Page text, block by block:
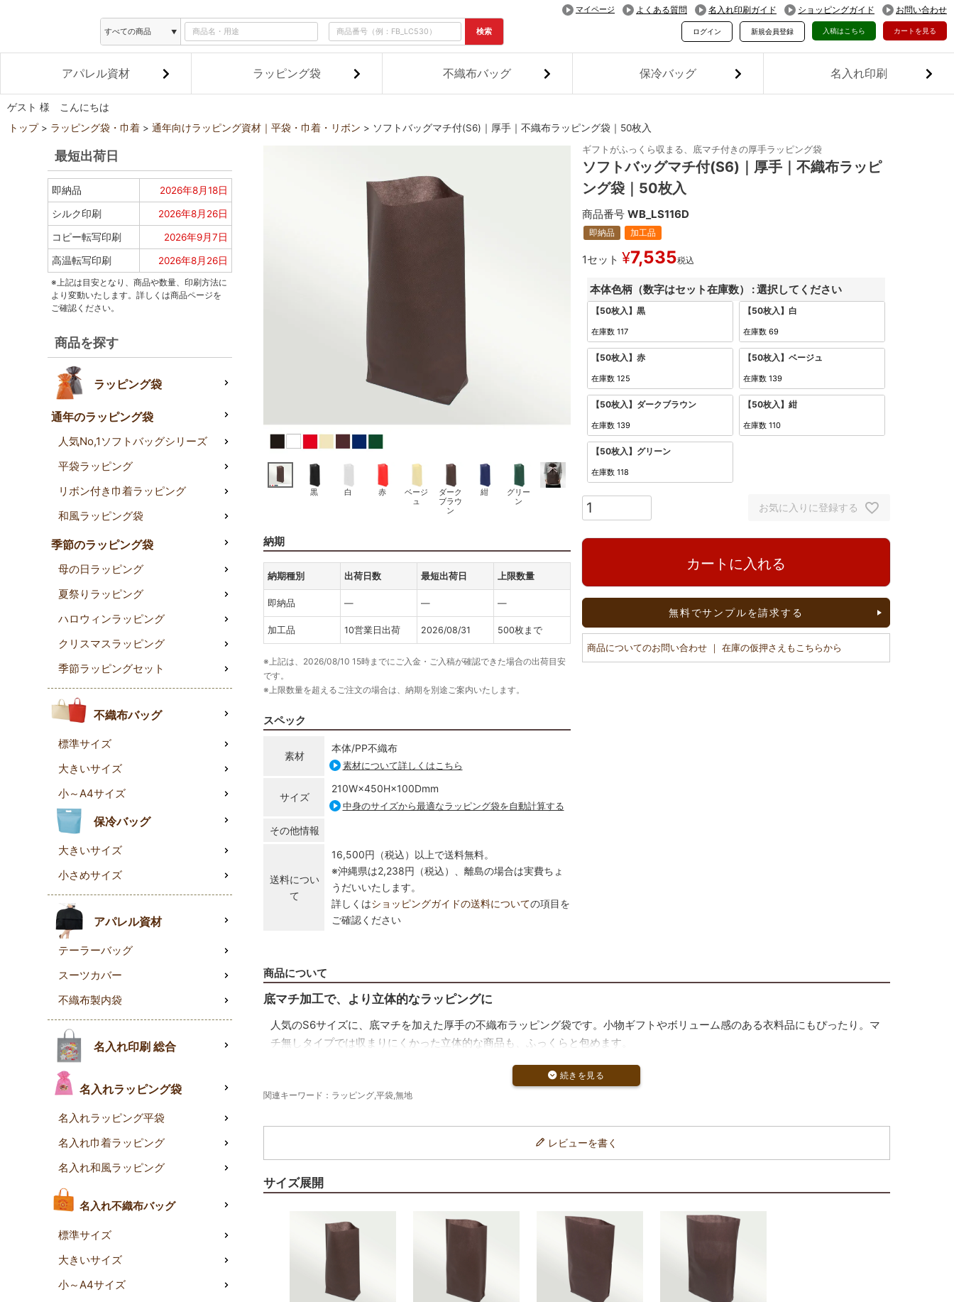
検索
マイページ よくある質問 名入れ印刷ガイド ショッピングガイド お問い合わせ
カートを見る
入稿はこちら
ログイン 新規会員登録
アパレル資材 ラッピング袋 不織布バッグ 保冷バッグ 名入れ印刷
ゲスト 様 こんにちは
トップ ラッピング袋・巾着 通年向けラッピング資材｜平袋・巾着・リボン ソフトバッグマチ付(S6)｜厚手｜不織布ラッピング袋｜50枚入
最短出荷日
即納品 2026年8月18日
シルク印刷 2026年8月26日
コピー転写印刷 2026年9月7日
高温転写印刷 2026年8月26日
※上記は目安となり、商品や数量、印刷方法に
より変動いたします。詳しくは商品ページを
ご確認ください。
商品を探す
ラッピング袋
通年のラッピング袋
人気No,1ソフトバッグシリーズ
平袋ラッピング
リボン付き巾着ラッピング
和風ラッピング袋
季節のラッピング袋
母の日ラッピング
夏祭りラッピング
ハロウィンラッピング
クリスマスラッピング
季節ラッピングセット
不織布バッグ
標準サイズ
大きいサイズ
小～A4サイズ
保冷バッグ
大きいサイズ
小さめサイズ
アパレル資材
テーラーバッグ
スーツカバー
不織布製内袋
名入れ印刷 総合
名入れラッピング袋
名入れラッピング平袋
名入れ巾着ラッピング
名入れ和風ラッピング
名入れ不織布バッグ
標準サイズ
大きいサイズ
小～A4サイズ
黒 白 赤
ベージ
ュ
ダーク
ブラウ
ン
紺
グリー
ン
納期
納期種別 出荷日数 最短出荷日 上限数量
即納品 ― ― ―
加工品 10営業日出荷 2026/08/31 500枚まで
※上記は、2026/08/10 15時までにご入金・ご入稿が確認できた場合の出荷目安
です。
※上限数量を超えるご注文の場合は、納期を別途ご案内いたします。
スペック
素材
本体/PP不織布
素材について詳しくはこちら
サイズ
210W×450H×100Dmm
中身のサイズから最適なラッピング袋を自動計算する
その他情報
送料につい
て
16,500円（税込）以上で送料無料。
※沖縄県は2,238円（税込）、離島の場合は実費ちょ
うだいいたします。
詳しくはショッピングガイドの送料についての項目を
ご確認ください
ギフトがふっくら収まる、底マチ付きの厚手ラッピング袋
ソフトバッグマチ付(S6)｜厚手｜不織布ラッピ
ング袋｜50枚入
商品番号 WB_LS116D
即納品 加工品
1セット ¥7,535税込
本体色柄（数字はセット在庫数） 選択してください
【50枚入】黒
在庫数 117
【50枚入】白
在庫数 69
【50枚入】赤
在庫数 125
【50枚入】ベージュ
在庫数 139
【50枚入】ダークブラウン
在庫数 139
【50枚入】紺
在庫数 110
【50枚入】グリーン
在庫数 118
お気に入りに登録する
カートに入れる
無料でサンプルを請求する
商品についてのお問い合わせ ｜ 在庫の仮押さえもこちらから
商品について
底マチ加工で、より立体的なラッピングに
人気のS6サイズに、底マチを加えた厚手の不織布ラッピング袋です。小物ギフトやボリューム感のある衣料品にもぴったり。マ
チ無しタイプでは収まりにくかった立体的な商品も、ふっくらと包めます。
しっかり厚手の75g不織布を使用しました。販促用や無料ラッピングサービスにも好印象を与える、上質な仕上がりです。国産
全7色展開で、シーンやブランドカラーに合わせやすい
定番の赤・紺・黒・白から、やさしいベージュやグリーン、シックなダークブラウンまで、幅広いカラーバリエーションをご用
意。衣料品や革小物、ストールなどの幅広いギフトラッピングに対応します。
関連キーワード：ラッピング,平袋,無地
レビューを書く
サイズ展開